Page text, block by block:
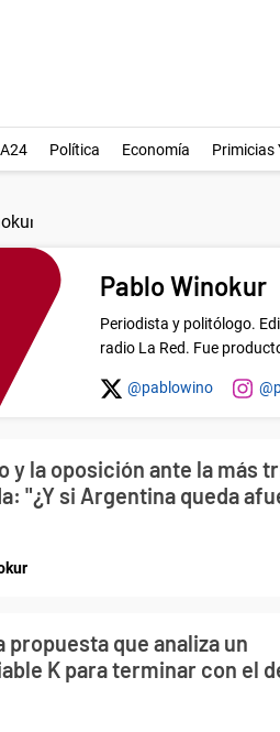
Política Economía Primicias
Pablo Winokur
Periodista y politólogo.
radio La Red. Fue
@pablowino
y la oposición ante la más
"¿Y si Argentina queda
propuesta que analiza un
K para terminar con el